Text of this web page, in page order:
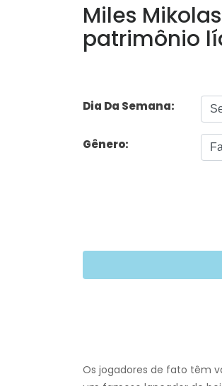
Miles
patrimônio
Dia Da Semana:
Gênero:
Os jogadores de fato têm